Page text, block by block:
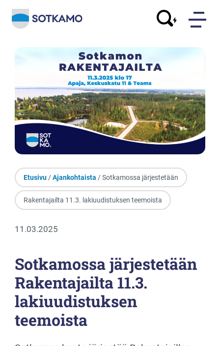
Etusivu/Ajankohtaista / Sotkamossa järjestetään
Rakentajailta 11.3. lakiuudistuksen teemoista
11.03.2025
Sotkamossa järjestetään
Rakentajailta 11.3.
lakiuudistuksen
teemoista